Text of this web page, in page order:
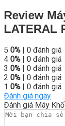
Review
LATERAL
5 0% | 0 đánh giá
4 0% | 0 đánh giá
3 0% | 0 đánh giá
2 0% | 0 đánh giá
1 0% | 0 đánh giá
Đánh giá ngay
Đánh giá Máy